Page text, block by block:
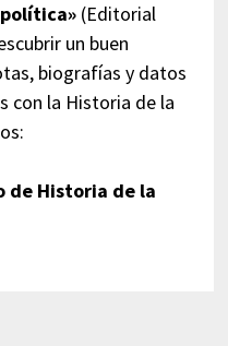
(Editorial
un buen
biografías y datos
con la Historia de la
de Historia de la